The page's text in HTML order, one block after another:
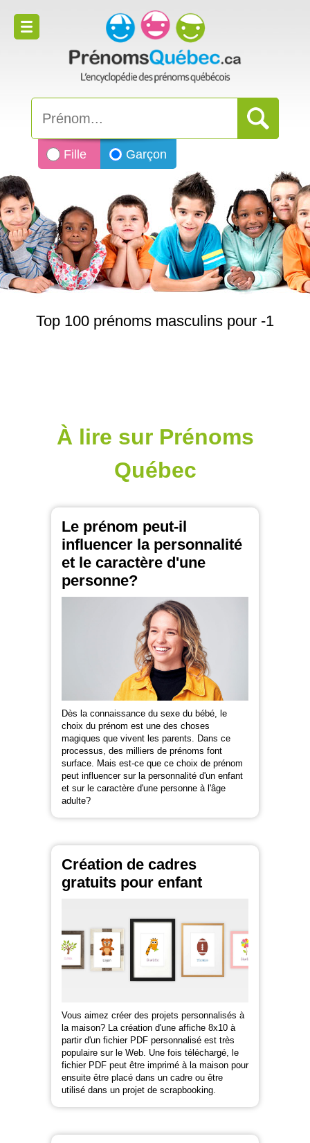
Fille Garçon
Top 100 prénoms masculins pour -1
À lire sur Prénoms
Québec
Le prénom peut-il
influencer la personnalité
et le caractère d'une
personne?
Dès la connaissance du sexe du bébé, le
choix du prénom est une des choses
magiques que vivent les parents. Dans ce
processus, des milliers de prénoms font
surface. Mais est-ce que ce choix de prénom
peut influencer sur la personnalité d'un enfant
et sur le caractère d'une personne à l'âge
adulte?
Création de cadres
gratuits pour enfant
Vous aimez créer des projets personnalisés à
la maison? La création d'une affiche 8x10 à
partir d'un fichier PDF personnalisé est très
populaire sur le Web. Une fois téléchargé, le
fichier PDF peut être imprimé à la maison pour
ensuite être placé dans un cadre ou être
utilisé dans un projet de scrapbooking.